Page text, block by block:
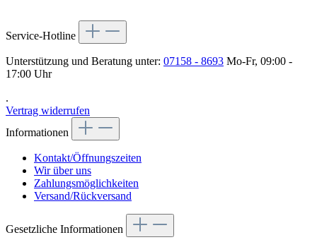
Service-Hotline
Unterstützung und Beratung unter: 07158 - 8693 Mo-Fr, 09:00 -
17:00 Uhr
.
Vertrag widerrufen
Informationen
Kontakt/Öffnungszeiten
Wir über uns
Zahlungsmöglichkeiten
Versand/Rückversand
Gesetzliche Informationen